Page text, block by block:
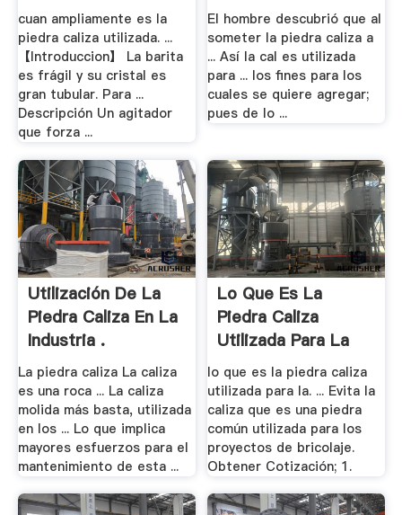
cuan ampliamente es la
piedra caliza utilizada. ...
【Introduccion】 La barita
es frágil y su cristal es
gran tubular. Para ...
Descripción Un agitador
que forza ...
El hombre descubrió que al
someter la piedra caliza a
... Así la cal es utilizada
para ... los fines para los
cuales se quiere agregar;
pues de lo ...
Utilización De La
Piedra Caliza En La
Industria .
La piedra caliza La caliza
es una roca ... La caliza
molida más basta, utilizada
en los ... Lo que implica
mayores esfuerzos para el
mantenimiento de esta ...
Lo Que Es La
Piedra Caliza
Utilizada Para La
lo que es la piedra caliza
utilizada para la. ... Evita la
caliza que es una piedra
común utilizada para los
proyectos de bricolaje.
Obtener Cotización; 1.